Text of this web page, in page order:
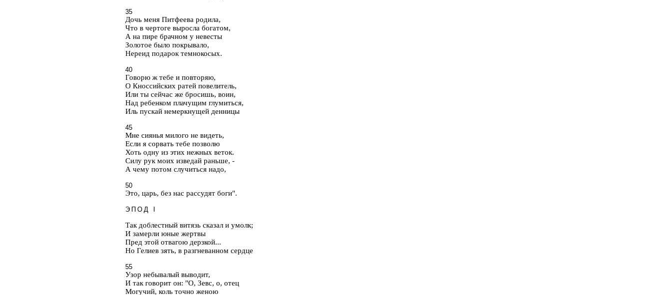
35
Дочь меня Питфеева родила,
Что в чертоге выросла богатом,
А на пире брачном у невесты
Золотое было покрывало,
Нереид подарок темнокосых.
40
Говорю ж тебе и повторяю,
О Кноссийских ратей повелитель,
Или ты сейчас же бросишь, воин,
Над ребенком плачущим глумиться,
Иль пускай немеркнущей денницы
45
Мне сиянья милого не видеть,
Если я сорвать тебе позволю
Хоть одну из этих нежных веток.
Силу рук моих изведай раньше, -
А чему потом случиться надо,
50
Это, царь, без нас рассудят боги".
ЭПОД I
Так доблестный витязь сказал и умолк;
И замерли юные жертвы
Пред этой отвагою дерзкой...
Но Гелиев зять, в разгневанном сердце
55
Узор небывалый выводит,
И так говорит он: "О, Зевс, о, отец
Могучий, коль точно женою